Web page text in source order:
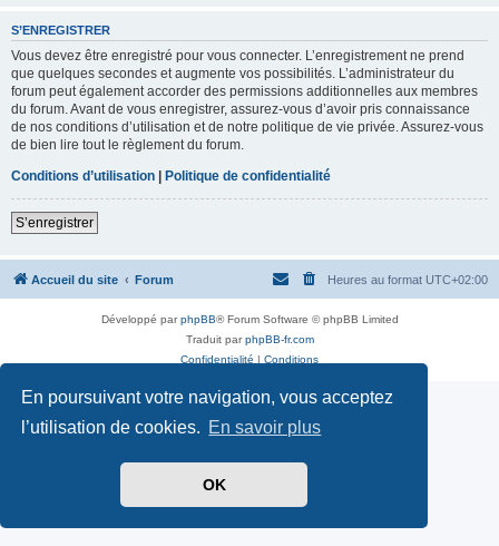
En poursuivant votre navigation, vous acceptez
l’utilisation de cookies. En savoir plus
OK
S’ENREGISTRER
Vous devez être enregistré pour vous connecter. L’enregistrement ne prend
que quelques secondes et augmente vos possibilités. L’administrateur du
forum peut également accorder des permissions additionnelles aux membres
du forum. Avant de vous enregistrer, assurez-vous d’avoir pris connaissance
de nos conditions d’utilisation et de notre politique de vie privée. Assurez-vous
de bien lire tout le règlement du forum.
Conditions d’utilisation
Politique de confidentialité
S’enregistrer
Accueil du site Forum Heures au format UTC+02:00
Développé parphpBB® Forum Software © phpBB Limited
Traduit parphpBB-fr.com
Confidentialité | Conditions